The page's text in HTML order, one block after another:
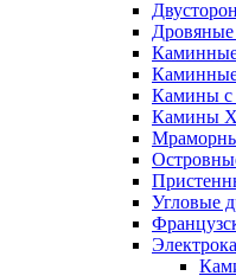
Каминные
Камины с
Камины
Угловые